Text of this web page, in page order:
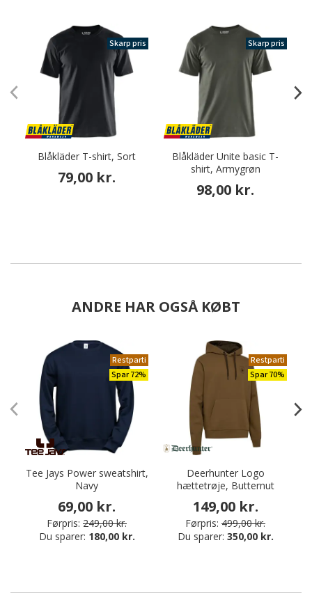
Skarp pris
Blåkläder T-shirt, Sort
79,00 kr.
Skarp pris
Blåkläder Unite basic T-
shirt, Armygrøn
98,00 kr.
ANDRE HAR OGSÅ KØBT
Restparti
Spar 72%
Tee Jays Power sweatshirt,
Navy
69,00 kr.
Førpris: 249,00 kr.
Du sparer: 180,00 kr.
Restparti
Spar 70%
Deerhunter Logo
hættetrøje, Butternut
149,00 kr.
Førpris: 499,00 kr.
Du sparer: 350,00 kr.